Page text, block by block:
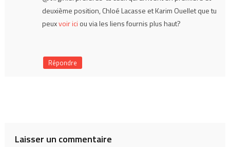
deuxième position, Chloé Lacasse et Karim Ouellet que tu
peuxvoir ici ou via les liens fournis plus haut?
Répondre
Laisser un commentaire